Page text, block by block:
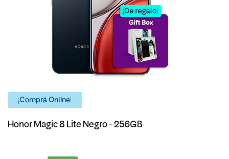
¡Comprá Online!
Honor Magic 8 Lite Negro - 256GB